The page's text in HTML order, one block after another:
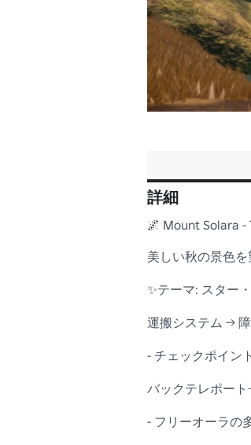
詳細
🌌 Mount Solara -
美しい秋の景色
✨テーマ: スター
運搬システム →
- チェックポイン
バックテレポー
- フリーオーラの